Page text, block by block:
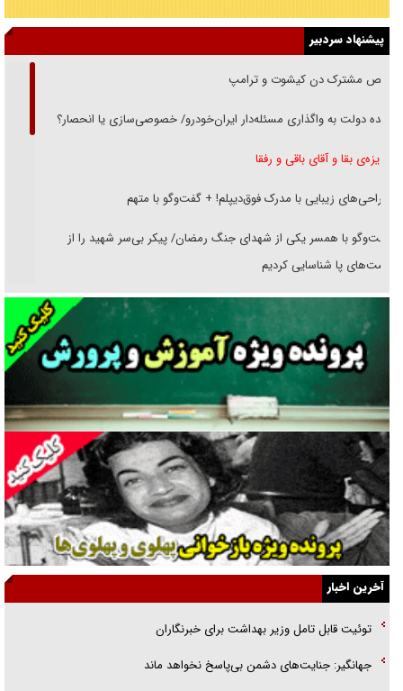
پیشنهاد سردبیر
رقص مشترک دن کیشوت و ترامپ
دنده دولت به واگذاری مسئله‌دار ایران‌خودرو/ خصوصی‌سازی یا انحصار؟
غریزه‌ی بقا و آقای باقی و رفقا
جراحی‌های زیبایی با مدرک فوق‌دیپلم! + گفت‌وگو با متهم
گفت‌وگو با همسر یکی از شهدای جنگ رمضان/ پیکر بی‌سر شهید را از
انگشت‌های پا شناسایی کردیم
نسلی که آنلاین الگو می‌گیرد
گفت‌وگو با آیت‌الله جاودان/ جفای مخالفان مکانت معنوی رهبر شهید را
ارتقا می‌داد
راننده مست به قانون می‌خندد
همه آقای دوربینی شده‌ایم!
قصه ناتمام سرویس مدارس
آیا مقاومت فلسطین خلع‌سلاح می‌شود؟
الگوی وحدت‌آفرین در ادراک سیاست خارجی
گفتگوی دکتر اخوان مدیرمسئول روزنامه جوان با برنامه تلویزیونی «نبرد
هرمز»
امام حسین (ع) کشته سیرت‌های عصر جاهلی شد
آخرین اخبار
توئیت قابل تامل وزیر بهداشت برای خبرنگاران
جهانگیر: جنایت‌های دشمن بی‌پاسخ نخواهد ماند